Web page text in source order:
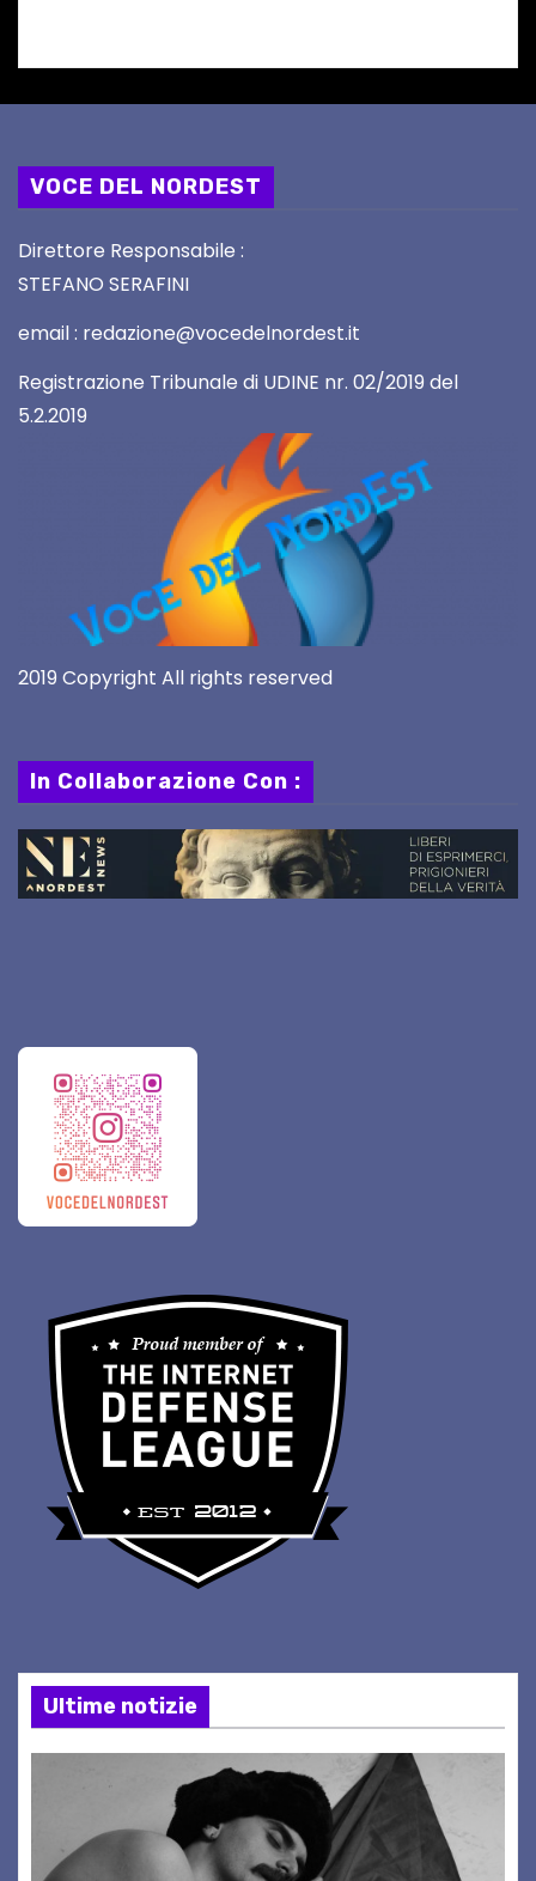
VOCE DEL NORDEST
Direttore Responsabile :
STEFANO SERAFINI
email : redazione@vocedelnordest.it
Registrazione Tribunale di UDINE nr. 02/2019 del
5.2.2019
2019 Copyright All rights reserved
In Collaborazione Con :
Ultime notizie